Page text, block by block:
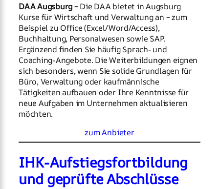
DAA Augsburg– Die DAA bietet in Augsburg
Kurse für Wirtschaft und Verwaltung an – zum
Beispiel zu Office (Excel/Word/Access),
Buchhaltung, Personalwesen sowie SAP.
Ergänzend finden Sie häufig Sprach- und
Coaching-Angebote. Die Weiterbildungen eignen
sich besonders, wenn Sie solide Grundlagen für
Büro, Verwaltung oder kaufmännische
Tätigkeiten aufbauen oder Ihre Kenntnisse für
neue Aufgaben im Unternehmen aktualisieren
möchten.
zum Anbieter
IHK-Aufstiegsfortbildung
und geprüfte Abschlüsse